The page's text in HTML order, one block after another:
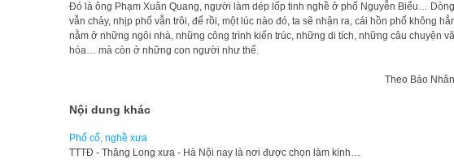
Đó là ông Phạm Xuân Quang, người làm dép lốp tinh nghề ở phố Nguyễn Biểu…
vẫn chảy, nhịp phố vẫn trôi, để rồi, một lúc nào đó, ta sẽ nhận ra, cái hồn phố không
nằm ở những ngôi nhà, những công trình kiến trúc, những di tích, những câu chuyện
hóa… mà còn ở những con người như thế.
Theo Báo
Nội dung khác
Phố cổ, nghề xưa
TTTĐ - Thăng Long xưa - Hà Nội nay là nơi được chọn làm kinh…